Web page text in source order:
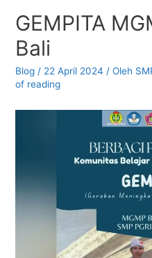
GEMPITA
Bali
Blog / 22 April 2024 / Oleh
of reading